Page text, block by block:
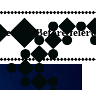
Day Before